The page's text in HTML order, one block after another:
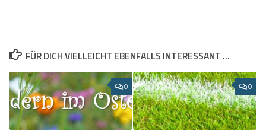
FÜR DICH VIELLEICHT EBENFALLS INTERESSANT …
0 0